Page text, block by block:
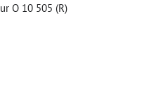
O 10 505 (R)